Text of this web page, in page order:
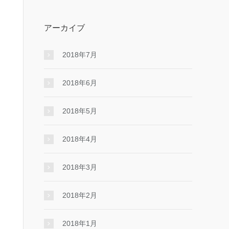
アーカイブ
2018年7月
2018年6月
2018年5月
2018年4月
2018年3月
2018年2月
2018年1月